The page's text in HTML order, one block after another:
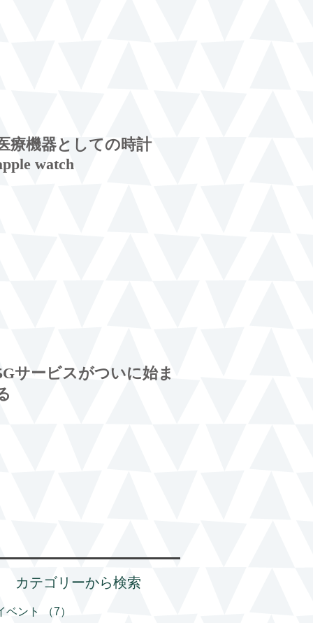
療機器としての時計
watch
サービスがついに始ま
カテゴリーから検索
ベント （7）